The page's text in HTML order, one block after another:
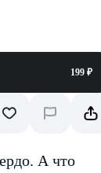
199 ₽
А что